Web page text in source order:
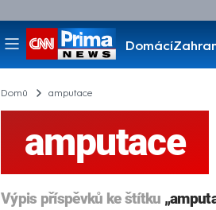
Domácí
Pořady
Domů amputace
amputace
Výpis příspěvků ke štítku